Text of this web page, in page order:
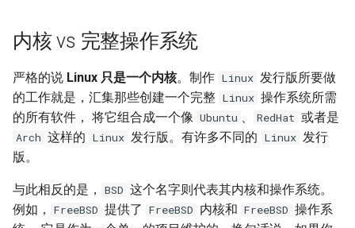
存？
如何自定义 Nodejs 镜像？
如何创建 Nodejs 容器？
Docker image 命令
Kubernetes 实战-SVC服务
Kubernetes 实战-机密数据
Kubernetes 实战-数据卷
Kubernetes 实战-PV与PVC
Kubernetes 之搭建NFS服务
器
Sqlite3 迁移到 Mysql？
如何在循环中遍历 Python对
象的属性？
如何在 Markdown 中使用
HTML 代码?
XenServer 7.0
XenServer 设置虚拟机网络带
宽
XenServer 设置虚拟机开机启
动
XenServer 图形方式安装Linux
Nginx 与 X-Forwarded-For
Nginx 配置泛域名
NFS故障对Nginx服务器的影
响
Nginx 拒绝IP访问
Nginx 列出目录中文件
式
Mysql 从文本文件导入数据
常用 mongo 命令
MySQL Found invalid event in
binary log
导菜单
Ubuntu 查看内存硬件信息
Ubuntu 下载工具 uget
Ubuntu 提示boot分区空间不
足
http 协议
Cisco 交换机不能配置trunk模
式
VRRP协议与防火墙
Harbor Send email failed:501
用Harbor实现容器镜像仓库的
管理和运维
Haproxy 配置统计 Socket
Haproxy 使用Socat获得统计
数据
Mysql 主从状态监控脚本
Git 分布式版本控制系统
git-shell 禁止git用户登陆系统
Rsync 删除海量文件测试
简单RAID磁盘阵列测试
Linux 系统下的磁盘工具
hdparm
AS SSD Benchmark
PCIe SSD磁盘
Windows 添加静态路由
Windows 2003 配置ASP环境
Windows systeminfo 命令
使用 Recuva 恢复误删除文件
Windows 配置 SNMP
Docker漏洞获取宿主机 root权
Docker 远程执行命令漏洞
XSS跨站攻击示例
2016-3714
内核 vs 完整操作系统
严格的说 Linux 只是一个内核。制作 Linux 发行版所要做
的工作就是，汇集那些创建一个完整 Linux 操作系统所需
的所有软件， 将它组合成一个像 Ubuntu 、 RedHat 或者是
Arch 这样的 Linux 发行版。有许多不同的 Linux 发行
版。
与此相反的是， BSD 这个名字则代表其内核和操作系统。
例如，
FreeBSD 提供了 FreeBSD 内核和 FreeBSD 操作系